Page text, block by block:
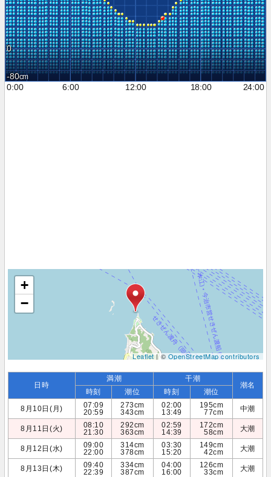
0
-80
0:00
6:00 12:00 18:00 24:00
+
−
Leaflet | ©OpenStreetMap contributors
日時
満潮 干潮
潮名
時刻 潮位 時刻
潮位
8月10日(月)
07:09
20:59
273cm
343cm
02:00
13:49
195cm
77cm
中潮
8月11日(火)
08:10
21:30
292cm
363cm
02:59
14:39
172cm
58cm
大潮
8月12日(水)
09:00
22:00
314cm
378cm
03:30
15:20
149cm
42cm
大潮
8月13日(木)
09:40
22:39
334cm
387cm
04:00
16:00
126cm
33cm
大潮